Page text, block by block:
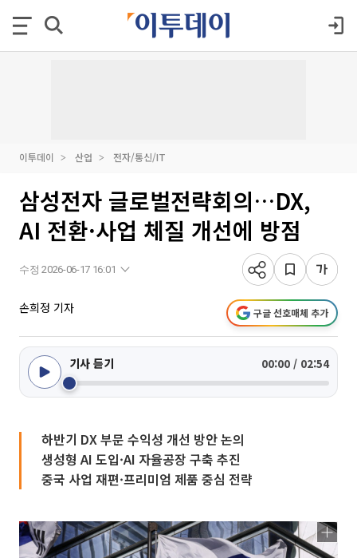
이투데이 산업 전자/통신/IT
삼성전자 글로벌전략회의…DX,
AI 전환·사업 체질 개선에 방점
수정 2026-06-17 16:01
손희정 기자 구글 선호매체 추가
기사 듣기 00:00 / 02:54
하반기 DX 부문 수익성 개선 방안 논의
생성형 AI 도입·AI 자율공장 구축 추진
중국 사업 재편·프리미엄 제품 중심 전략